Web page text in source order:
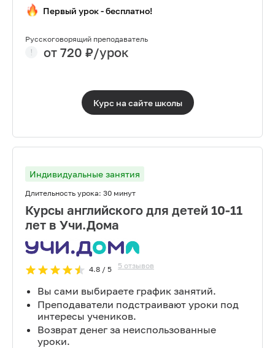
Первый урок - бесплатно!
Русскоговорящий преподаватель
от 720 ₽/урок
Курс на сайте школы
Индивидуальные занятия
Длительность урока: 30 минут
Курсы английского для детей 10-11
лет в Учи.Дома
4.8/ 5 5 отзывов
Вы сами выбираете график занятий.
Преподаватели подстраивают уроки под
интересы учеников.
Возврат денег за неиспользованные
уроки.